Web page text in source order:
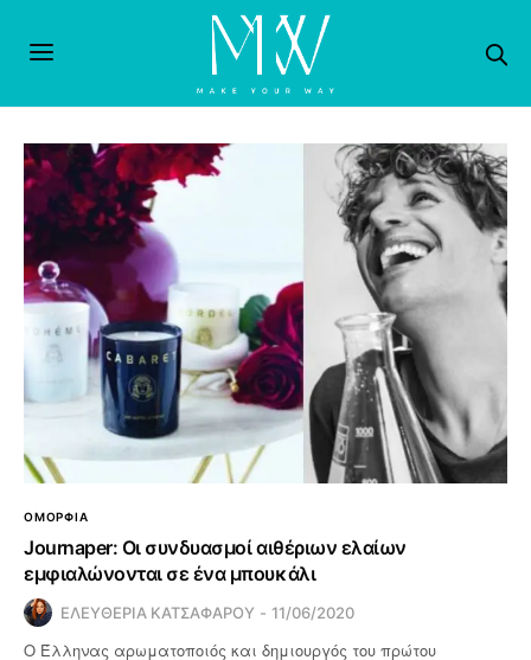
ΟΜΟΡΦΙΑ
Journaper: Οι συνδυασμοί αιθέριων ελαίων
εμφιαλώνονται σε ένα μπουκάλι
ΕΛΕΥΘΕΡΙΑ ΚΑΤΣΑΦΑΡΟΥ 11/06/2020
Ο Έλληνας αρωματοποιός και δημιουργός του πρώτου